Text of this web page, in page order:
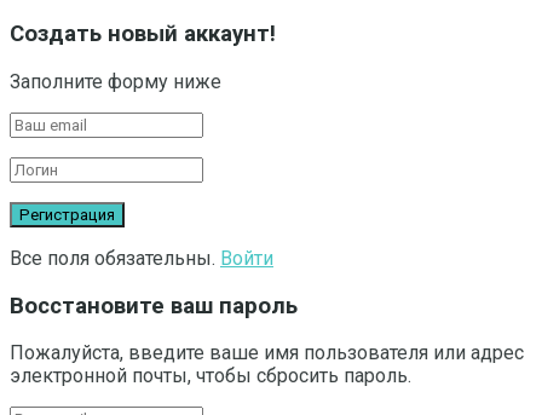
Создать новый аккаунт!
Заполните форму ниже
Все поля обязательны. Войти
Восстановите ваш пароль
Пожалуйста, введите ваше имя пользователя или адрес
электронной почты, чтобы сбросить пароль.